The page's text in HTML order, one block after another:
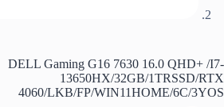
DELL Gaming G16 7630 16.0 QHD+ /I7-
13650HX/32GB/1TRSSD/RTX
4060/LKB/FP/WIN11HOME/6C/3YOS